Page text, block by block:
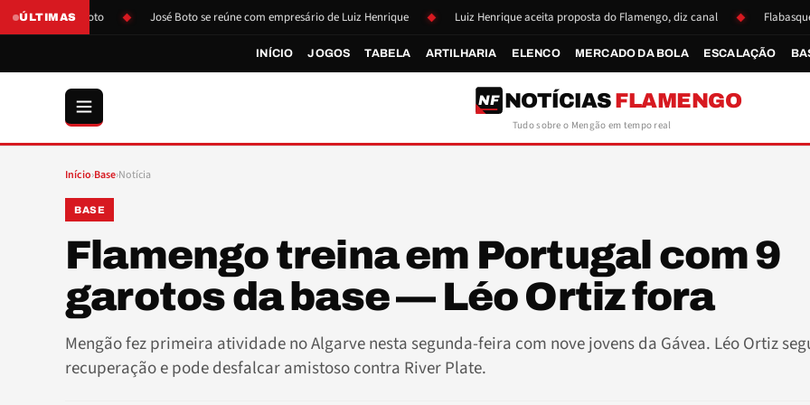
ÚLTIMAS
de Boto José Boto se reúne com empresário de Luiz Henrique Luiz Henrique aceita proposta do Flamengo, diz canal Flabasquete se
INÍCIO JOGOS TABELA ARTILHARIA ELENCO MERCADO DA BOLA ESCALAÇÃO
NF NOTÍCIAS FLAMENGO
Tudo sobre o Mengão em tempo real
Início›Base›Notícia
BASE
Flamengo treina em Portugal com 9
garotos da base — Léo Ortiz fora
Mengão fez primeira atividade no Algarve nesta segunda-feira com nove jovens da Gávea. Léo Ortiz
recuperação e pode desfalcar amistoso contra River Plate.